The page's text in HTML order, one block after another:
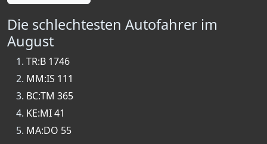
Die schlechtesten Autofahrer im
August
TR:B 1746
MM:IS 111
BC:TM 365
KE:MI 41
MA:DO 55